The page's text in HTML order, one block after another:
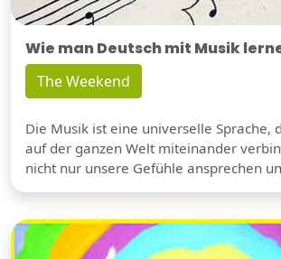
Wie man Deutsch mit Musik
The Weekend
Die Musik ist eine universelle Sprache,
auf der ganzen Welt miteinander
nicht nur unsere Gefühle ansprechen